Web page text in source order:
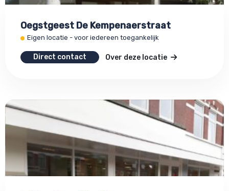
Oegstgeest De Kempenaerstraat
Eigen locatie - voor iedereen toegankelijk
Direct contact Over deze locatie